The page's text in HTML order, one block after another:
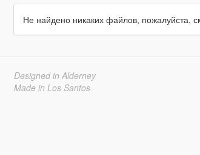
Не найдено никаких файлов, пожалуйста,
Designed in Alderney
Made in Los Santos